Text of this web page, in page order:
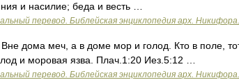
и насилие; беда и весть …
перевод. Библейская энциклопедия арх. Никифора.
дома меч, а в доме мор и голод. Кто в поле,
и моровая язва. Плач.1:20 Иез.5:12 …
перевод. Библейская энциклопедия арх. Никифора.